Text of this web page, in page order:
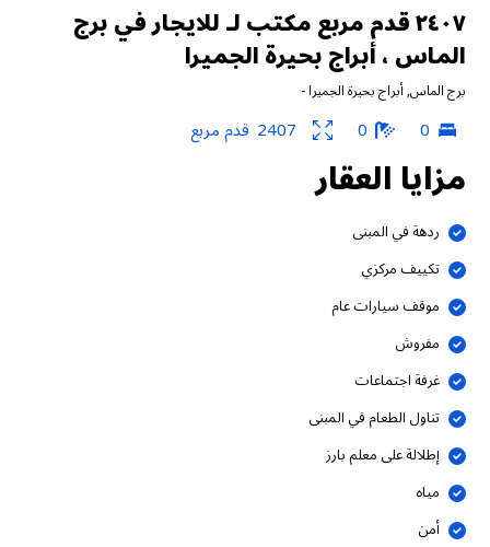
٢٤٠٧ قدم مربع مكتب لـ للايجار في برج
الماس ، أبراج بحيرة الجميرا
برج الماس,أبراج بحيرة الجميرا-
0
0
2407 قدم مربع
مزايا العقار
ردهة في المبنى
تكييف مركزي
موقف سيارات عام
مفروش
غرفة اجتماعات
تناول الطعام في المبنى
إطلالة على معلم بارز
مياه
أمن